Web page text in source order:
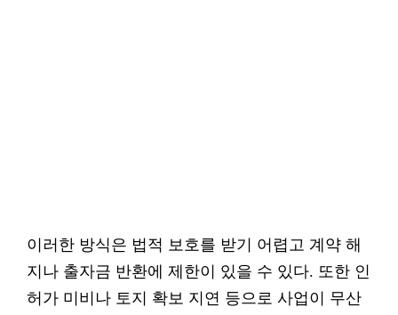
이러한 방식은 법적 보호를 받기 어렵고 계약 해
지나 출자금 반환에 제한이 있을 수 있다. 또한 인
허가 미비나 토지 확보 지연 등으로 사업이 무산